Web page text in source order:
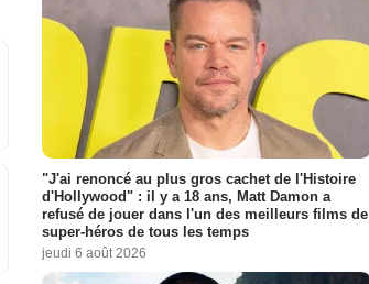
"J'ai renoncé au plus gros cachet de l'Histoire
d'Hollywood" : il y a 18 ans, Matt Damon a
refusé de jouer dans l'un des meilleurs films de
super-héros de tous les temps
jeudi 6 août 2026